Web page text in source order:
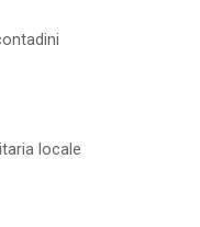
locale